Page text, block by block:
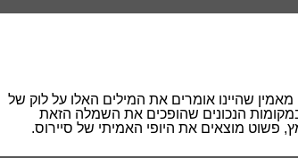
מאמין שהיינו אומרים את המילים האלו על לוק של
הנכונים שהופכים את השמלה הזאת
פשוט מוצאים את היופי האמיתי של סיירוס.